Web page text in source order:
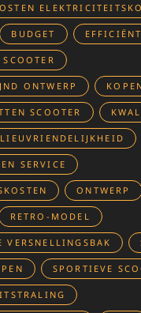
BUDGET
ONTWERP
SCOOTER
SERVICE
ONTWERP
RETRO-MODEL
VERSNELLINGSBAK
SPORTIEVE